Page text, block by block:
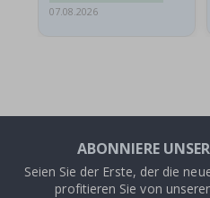
07.08.2026
ABONNIERE
Seien Sie der Erste, der die
profitieren Sie von